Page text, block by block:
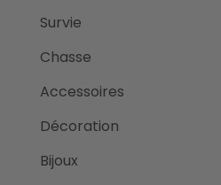
Survie
Chasse
Accessoires
Décoration
Bijoux